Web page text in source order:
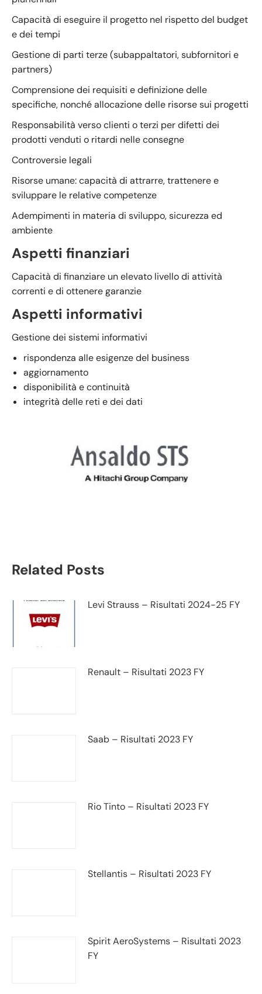
Capacità di eseguire il progetto nel rispetto del budget
e dei tempi
Gestione di parti terze (subappaltatori, subfornitori e
partners)
Comprensione dei requisiti e definizione delle
specifiche, nonché allocazione delle risorse sui progetti
Responsabilità verso clienti o terzi per difetti dei
prodotti venduti o ritardi nelle consegne
Controversie legali
Risorse umane: capacità di attrarre, trattenere e
sviluppare le relative competenze
Adempimenti in materia di sviluppo, sicurezza ed
ambiente
Aspetti finanziari
Capacità di finanziare un elevato livello di attività
correnti e di ottenere garanzie
Aspetti informativi
Gestione dei sistemi informativi
rispondenza alle esigenze del business
aggiornamento
disponibilità e continuità
integrità delle reti e dei dati
Related Posts
Levi Strauss – Risultati 2024-25 FY
Renault – Risultati 2023 FY
Saab – Risultati 2023 FY
Rio Tinto – Risultati 2023 FY
Stellantis – Risultati 2023 FY
Spirit AeroSystems – Risultati 2023
FY